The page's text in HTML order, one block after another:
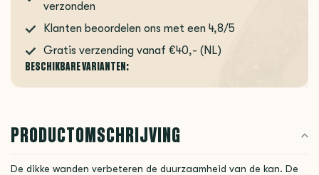
verzonden
Klanten beoordelen ons met een 4,8/5
Gratis verzending vanaf €40,- (NL)
BESCHIKBARE VARIANTEN:
PRODUCTOMSCHRIJVING
De dikke wanden verbeteren de duurzaamheid van de kan. De